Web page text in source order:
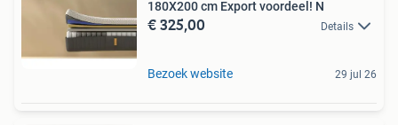
180X200 cm Export voordeel! N
€ 325,00 Details
Bezoek website 29 jul 26